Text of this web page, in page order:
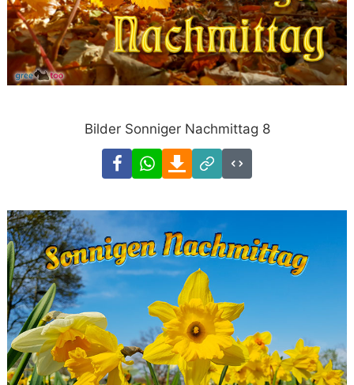
Bilder Sonniger Nachmittag 8
FacebookWhatsAppDownload
Link
Code